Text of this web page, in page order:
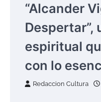
“Alcander
Despertar”,
espiritual
con lo
Redaccion Cultura